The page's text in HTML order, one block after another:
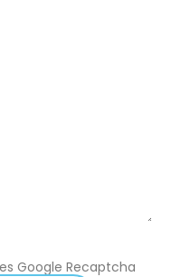
Google Recaptcha